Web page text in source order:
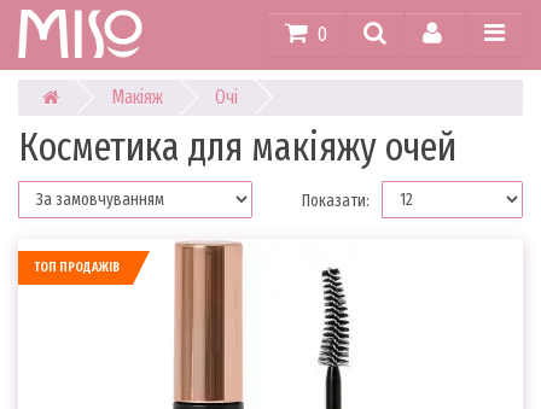
0
Макіяж Очі
Косметика для макіяжу очей
Показати:
ТОП ПРОДАЖІВ